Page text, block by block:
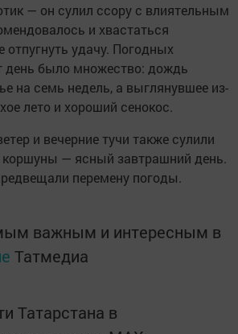
— он сулил ссору с влиятельным
и хвастаться
отпугнуть удачу. Погодных
день было множество: дождь
на семь недель, а выглянувшее из-
лето и хороший сенокос.
и вечерние тучи также сулили
коршуны — ясный завтрашний день.
перемену погоды.
важным и интересным в
Татмедиа
Татарстана в